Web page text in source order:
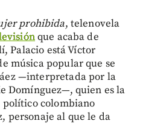
prohibida, telenovela
que acaba de
Palacio está Víctor
música popular que se
—interpretada por la
Domínguez—, quien es la
político colombiano
personaje al que le da